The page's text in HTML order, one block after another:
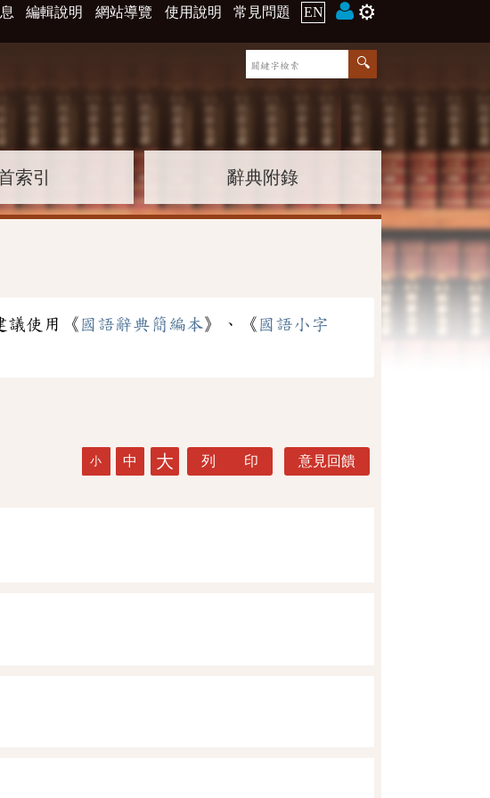
編輯說明 網站導覽 使用說明 常見問題 EN ⚙️
索引 辭典附錄
議使用《 國語辭典簡編本》、《 國語小字
小 中 大 列 印 意見回饋